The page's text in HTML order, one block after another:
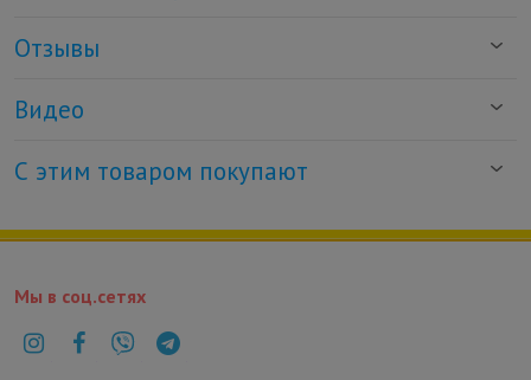
Отзывы
Видео
С этим товаром покупают
Мы в соц.сетях